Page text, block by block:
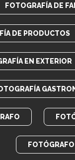
FOTOGRAFÍA DE
DE PRODUCTOS
EN EXTERIOR